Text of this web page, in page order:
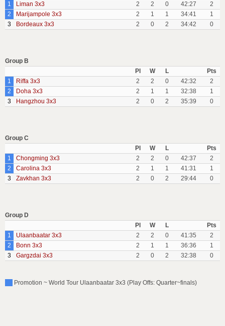
1
Liman 3x3 2 2 0 42:27
2
2
Marijampole 3x3 2 1 1 34:41
1
3
Bordeaux 3x3 2 0 2 34:42 0
Group B
Pl
W L
Pts
1
Riffa 3x3 2 2 0 42:32
2
2
Doha 3x3 2 1 1 32:38
1
3
Hangzhou 3x3 2 0 2 35:39 0
Group C
Pl
W L
Pts
1
Chongming 3x3 2 2 0 42:37
2
2
Carolina 3x3 2 1 1 41:31
1
3
Zavkhan 3x3 2 0 2 29:44 0
Group D
Pl
W L
Pts
1
Ulaanbaatar 3x3 2 2 0 41:35
2
2
Bonn 3x3 2 1 1 36:36
1
3
Gargzdai 3x3 2 0 2 32:38 0
Promotion ~ World Tour Ulaanbaatar 3x3 (Play Offs: Quarter~finals)